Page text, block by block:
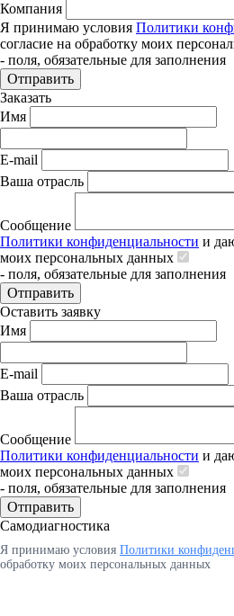
Компания
Я принимаю условия Политики
согласие на обработку моих
- поля, обязательные для заполнения
Отправить
Заказать
Имя
E-mail
Ваша отрасль
Сообщение
Политики конфиденциальности и
моих персональных данных
- поля, обязательные для заполнения
Отправить
Оставить заявку
Имя
E-mail
Ваша отрасль
Сообщение
Политики конфиденциальности и
моих персональных данных
- поля, обязательные для заполнения
Отправить
Самодиагностика
Я принимаю условия Политики
обработку моих персональных данных